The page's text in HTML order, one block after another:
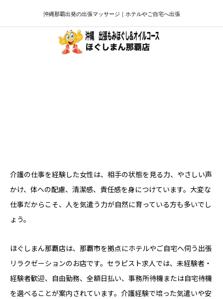
沖縄那覇出発の出張マッサージ｜ホテルやご自宅へ出張
介護の仕事を経験した女性は、相手の状態を見る力、やさしい声
かけ、体への配慮、清潔感、責任感を身につけています。大変な
仕事だからこそ、人を気遣う力が自然に育っている方も多いでし
ょう。
ほぐしまん那覇店は、那覇市を拠点にホテルやご自宅へ伺う出張
リラクゼーションのお店です。セラピスト求人では、未経験者・
経験者歓迎、自由勤務、全額日払い、事務所待機または自宅待機
を選べることが案内されています。介護経験で培った気遣いや安